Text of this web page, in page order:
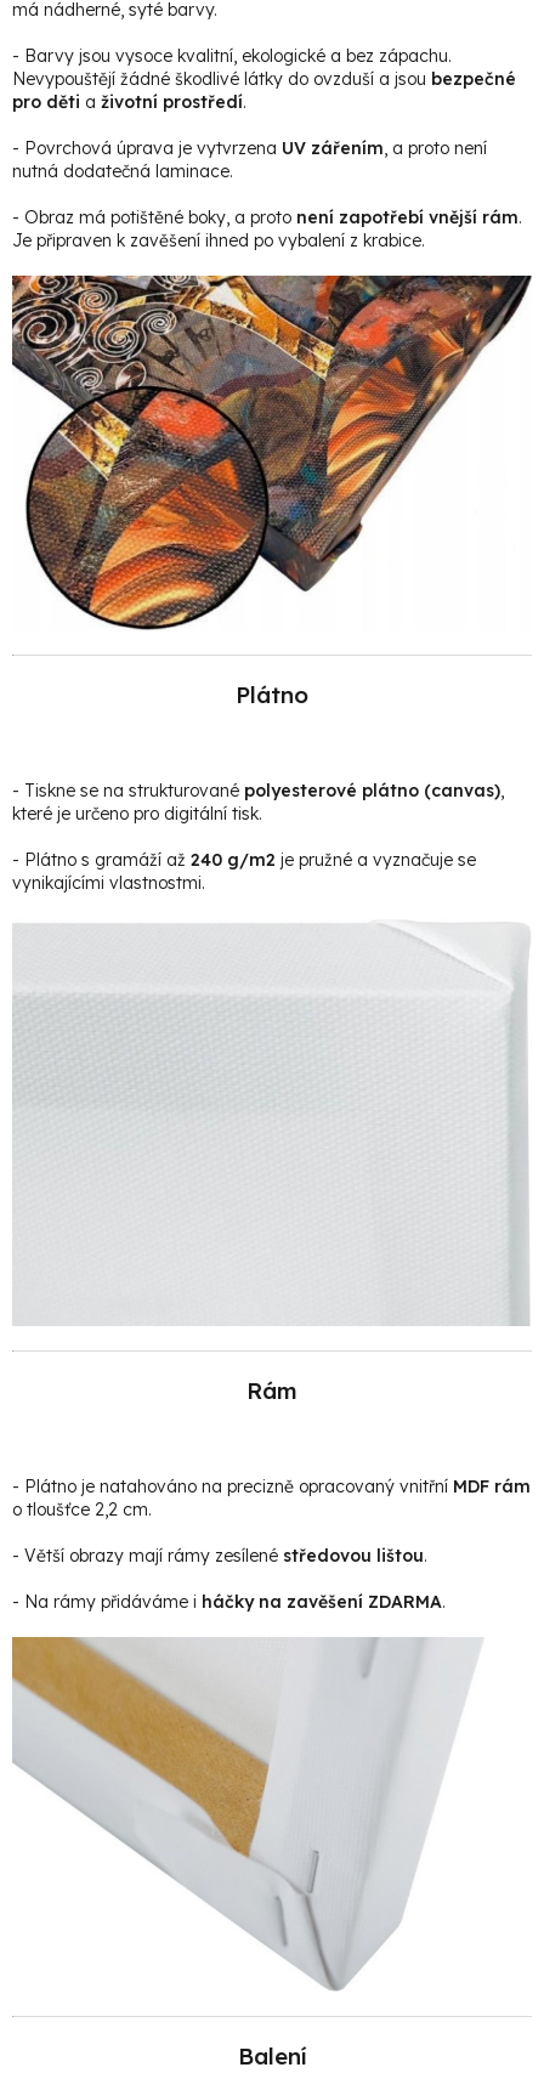
má nádherné, syté barvy.
- Barvy jsou vysoce kvalitní, ekologické a bez zápachu.
Nevypouštějí žádné škodlivé látky do ovzduší a jsou bezpečné
pro děti a životní prostředí.
- Povrchová úprava je vytvrzena UV zářením, a proto není
nutná dodatečná laminace.
- Obraz má potištěné boky, a proto není zapotřebí vnější rám.
Je připraven k zavěšení ihned po vybalení z krabice.
Plátno
- Tiskne se na strukturované polyesterové plátno (canvas),
které je určeno pro digitální tisk.
- Plátno s gramáží až 240 g/m2 je pružné a vyznačuje se
vynikajícími vlastnostmi.
Rám
- Plátno je natahováno na precizně opracovaný vnitřní MDF rám
o tloušťce 2,2 cm.
- Větší obrazy mají rámy zesílené středovou lištou.
- Na rámy přidáváme i háčky na zavěšení ZDARMA.
Balení